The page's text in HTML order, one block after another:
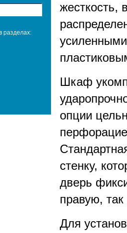
разделах:
жесткость,
Шкаф
опции
стенку,
дверь
правую,
Для